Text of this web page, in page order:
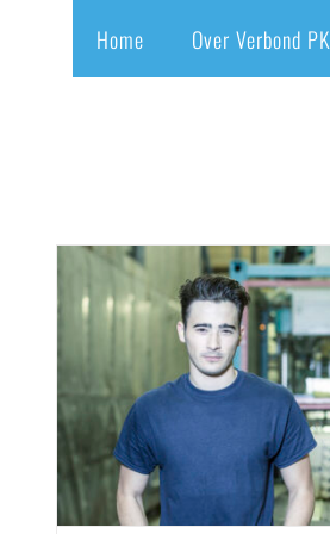
Home Over Verbond PK